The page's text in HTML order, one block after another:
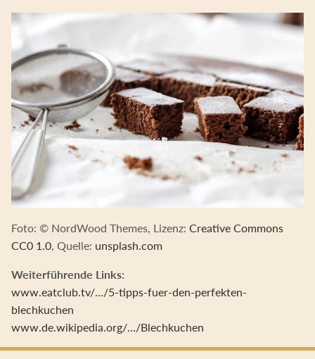
Foto: © NordWood Themes, Lizenz: Creative Commons
CC0 1.0, Quelle: unsplash.com
Weiterführende Links:
www.eatclub.tv/…/5-tipps-fuer-den-perfekten-
blechkuchen
www.de.wikipedia.org/…/Blechkuchen